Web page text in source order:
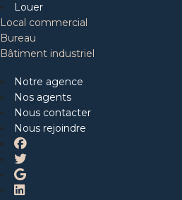
Louer
Local commercial
Bureau
Bâtiment industriel
Notre agence
Nos agents
Nous contacter
Nous rejoindre